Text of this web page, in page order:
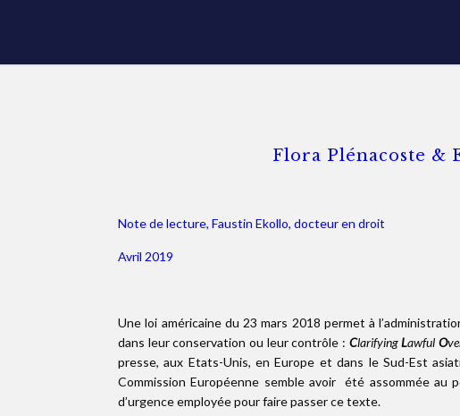
Flora Plénacoste &
Note de lecture, Faustin Ekollo, docteur en droit
Avril 2019
Une loi américaine du 23 mars 2018 permet à
dans leur conservation ou leur contrôle : ClarifyingLawful O
presse, aux Etats-Unis, en Europe et dans le Sud-Est
Commission Européenne semble avoir été assommée
d’urgence employée pour faire passer ce texte.